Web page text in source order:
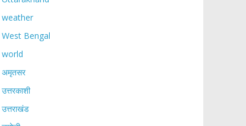
weather
West Bengal
world
अमृतसर
उत्तरकाशी
उत्तराखंड